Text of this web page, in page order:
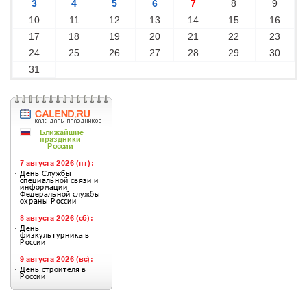
3 4 5 6 7 8
9
10
11 12 13 14 15
16
17
18 19 20 21 22
23
24
25 26 27 28 29
30
31